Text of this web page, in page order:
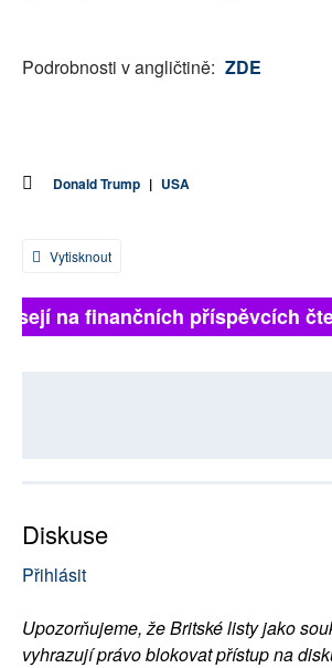
Podrobnosti v angličtině: ZDE
Donald Trump | USA
Vytisknout
na finančních příspěvcích
Diskuse
Přihlásit
Upozorňujeme, že Britské listy jako
vyhrazují právo blokovat přístup na